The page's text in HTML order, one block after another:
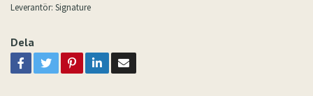
Leverantör: Signature
Dela